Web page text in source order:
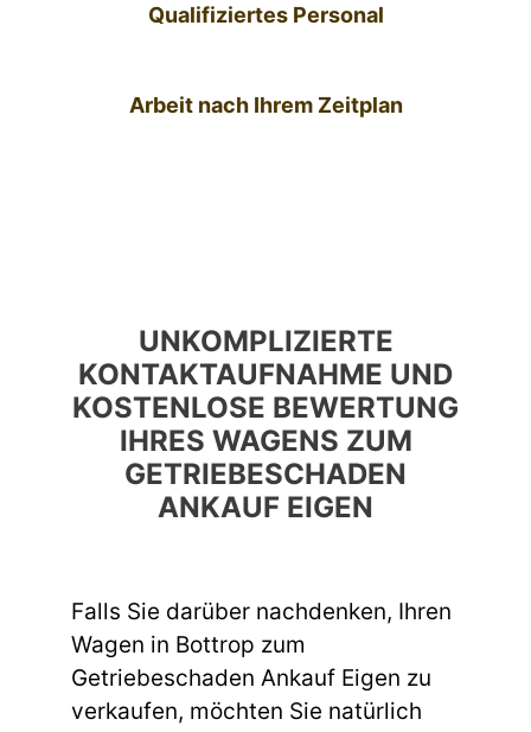
Qualifiziertes Personal
Arbeit nach Ihrem Zeitplan
UNKOMPLIZIERTE
KONTAKTAUFNAHME UND
KOSTENLOSE BEWERTUNG
IHRES WAGENS ZUM
GETRIEBESCHADEN
ANKAUF EIGEN
Falls Sie darüber nachdenken, Ihren
Wagen in Bottrop zum
Getriebeschaden Ankauf Eigen zu
verkaufen, möchten Sie natürlich